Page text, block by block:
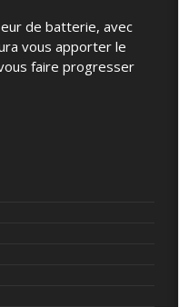
de batterie, avec
vous apporter le
faire progresser